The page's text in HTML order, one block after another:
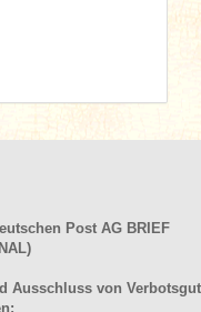
Post AG BRIEF
Ausschluss von Verbotsgut
: